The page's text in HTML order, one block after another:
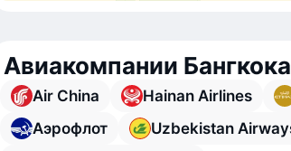
Авиакомпании Бангкока
Air China Hainan Airlines
Аэрофлот
Uzbekistan